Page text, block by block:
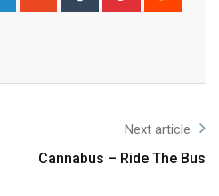
Next article
Cannabus – Ride The Bus